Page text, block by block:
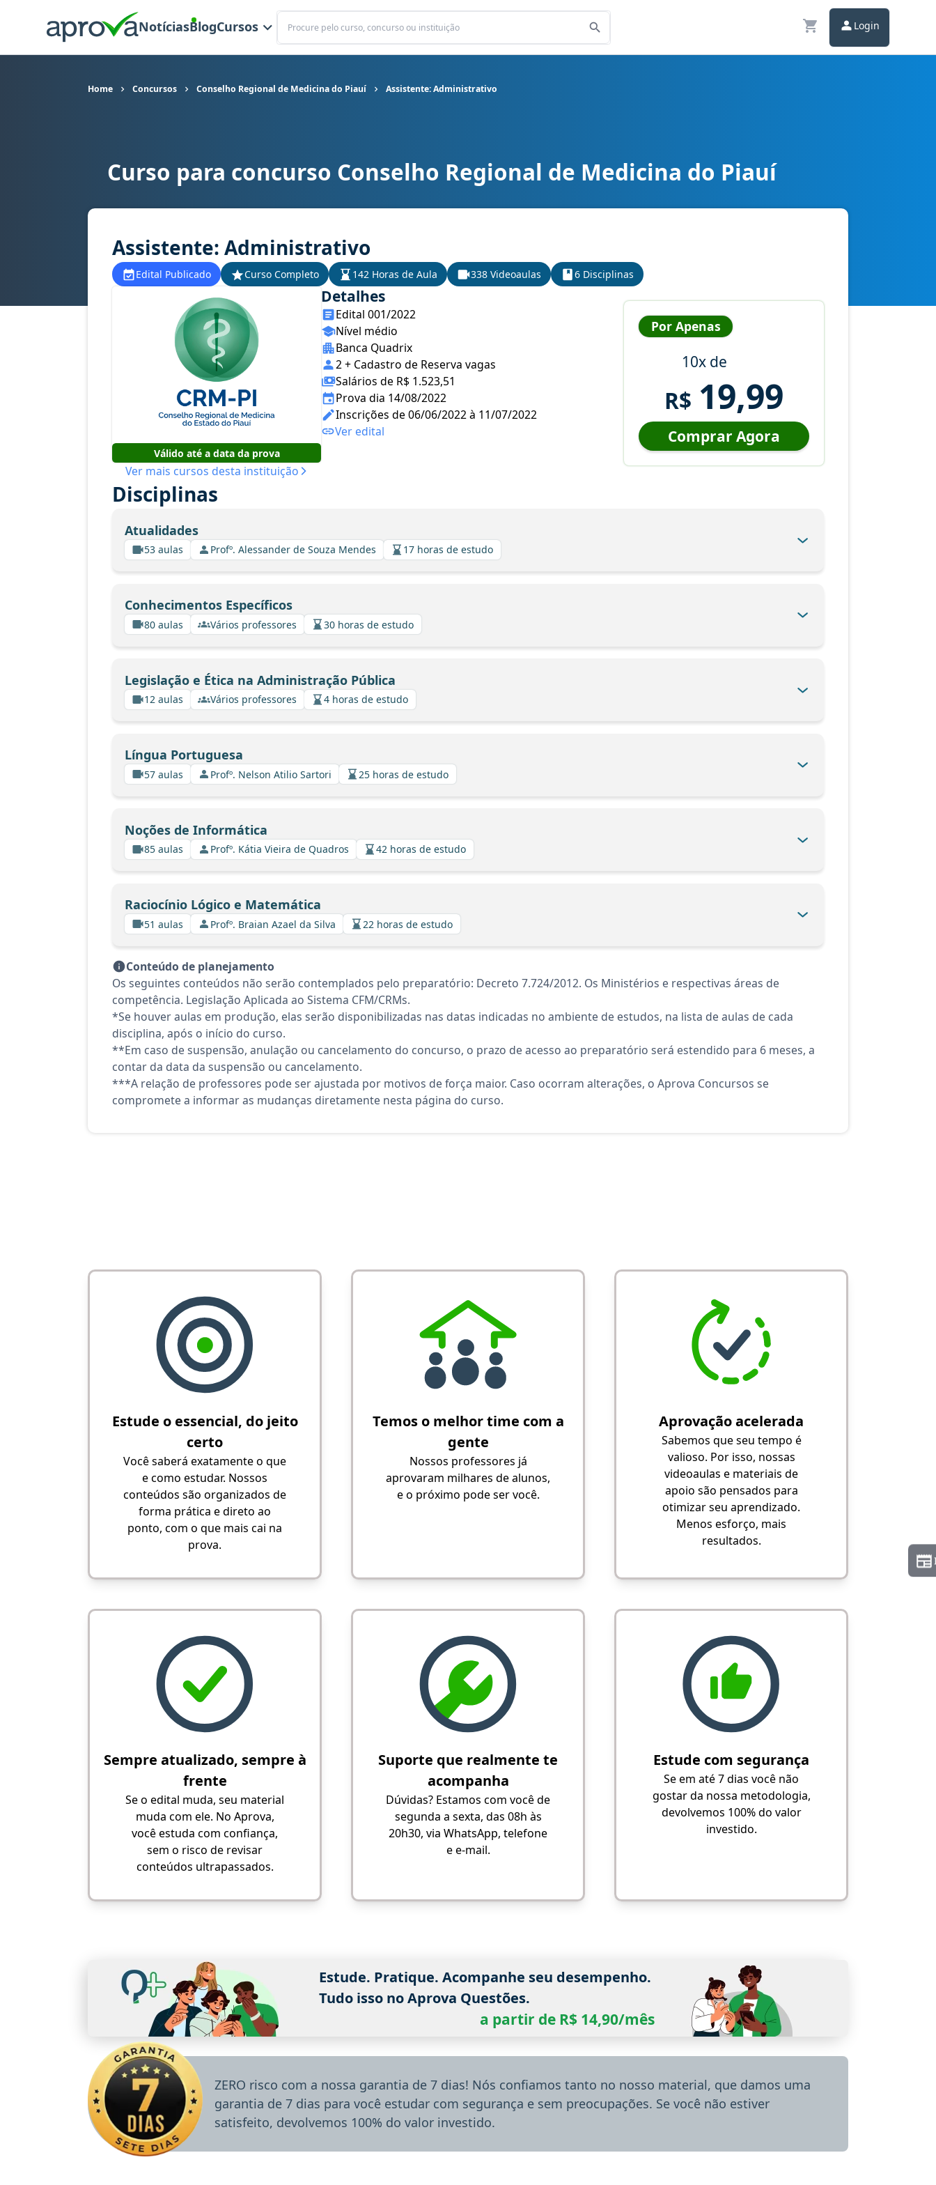
NotíciasBlogCursos
Buscar
Login
Home Concursos Conselho Regional de Medicina do Piauí Assistente: Administrativo
Curso para concurso CRM PI - Conselho Regional de Medicina do Piauí cargo Assistente: Administrativo
Curso para concurso Conselho Regional de Medicina do Piauí
Assistente: Administrativo
Edital Publicado Curso Completo 142 Horas de Aula 338 Videoaulas 6 Disciplinas
Válido até a data da prova
Ver mais cursos desta instituição
Detalhes
Edital 001/2022
Nível médio
Banca Quadrix
2 + Cadastro de Reserva vagas
Salários de R$ 1.523,51
Prova dia 14/08/2022
Inscrições de 06/06/2022 à 11/07/2022
Ver edital
Por Apenas
10x de
R$ 19,99
Comprar Agora
Disciplinas
Atualidades
53 aulas Profº. Alessander de Souza Mendes 17 horas de estudo
Conhecimentos Específicos
80 aulas Vários professores 30 horas de estudo
Legislação e Ética na Administração Pública
12 aulas Vários professores 4 horas de estudo
Língua Portuguesa
57 aulas Profº. Nelson Atilio Sartori 25 horas de estudo
Noções de Informática
85 aulas Profº. Kátia Vieira de Quadros 42 horas de estudo
Raciocínio Lógico e Matemática
51 aulas Profº. Braian Azael da Silva 22 horas de estudo
Conteúdo de planejamento
Os seguintes conteúdos não serão contemplados pelo preparatório: Decreto 7.724/2012. Os Ministérios e respectivas áreas de
competência. Legislação Aplicada ao Sistema CFM/CRMs.
*Se houver aulas em produção, elas serão disponibilizadas nas datas indicadas no ambiente de estudos, na lista de aulas de cada
disciplina, após o início do curso.
**Em caso de suspensão, anulação ou cancelamento do concurso, o prazo de acesso ao preparatório será estendido para 6 meses, a
contar da data da suspensão ou cancelamento.
***A relação de professores pode ser ajustada por motivos de força maior. Caso ocorram alterações, o Aprova Concursos se
compromete a informar as mudanças diretamente nesta página do curso.
Estude o essencial, do jeito
certo
Você saberá exatamente o que
e como estudar. Nossos
conteúdos são organizados de
forma prática e direto ao
ponto, com o que mais cai na
prova.
Temos o melhor time com a
gente
Nossos professores já
aprovaram milhares de alunos,
e o próximo pode ser você.
Aprovação acelerada
Sabemos que seu tempo é
valioso. Por isso, nossas
videoaulas e materiais de
apoio são pensados para
otimizar seu aprendizado.
Menos esforço, mais
resultados.
Sempre atualizado, sempre à
frente
Se o edital muda, seu material
muda com ele. No Aprova,
você estuda com confiança,
sem o risco de revisar
conteúdos ultrapassados.
Suporte que realmente te
acompanha
Dúvidas? Estamos com você de
segunda a sexta, das 08h às
20h30, via WhatsApp, telefone
e e-mail.
Estude com segurança
Se em até 7 dias você não
gostar da nossa metodologia,
devolvemos 100% do valor
investido.
Estude. Pratique. Acompanhe seu desempenho.
Tudo isso no Aprova Questões.
a partir de R$ 14,90/mês
ZERO risco com a nossa garantia de 7 dias! Nós confiamos tanto no nosso material, que damos uma
garantia de 7 dias para você estudar com segurança e sem preocupações. Se você não estiver
satisfeito, devolvemos 100% do valor investido.